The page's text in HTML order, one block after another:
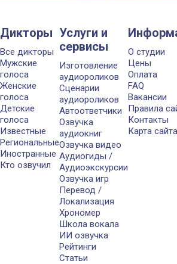
Дикторы
Все дикторы
Мужские
голоса
Женские
голоса
Детские
голоса
Известные
Региональные
Иностранные
Кто озвучил
Услуги и
сервисы
Изготовление
аудиороликов
Сценарии
аудиороликов
Автоответчики
Озвучка
аудиокниг
Озвучка видео
Аудиогиды /
Аудиоэкскурсии
Озвучка игр
Перевод /
Локализация
Хрономер
Школа вокала
ИИ озвучка
Рейтинги
Статьи
О студии
Цены
Оплата
FAQ
Вакансии
Правила
Контакты
Карта сайта